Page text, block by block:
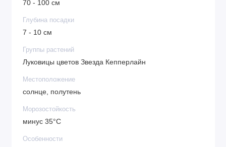
Внешняя привлекательность и цветочков, и
листьев.
Экономия 15 %.
Товары отправляются на второй день после заказа
почтой России или курьерской службой СДЭК.
70 - 100 см
Глубина посадки
7 - 10 см
Группы растений
Луковицы цветов Звезда Кепперлайн
Местоположение
солнце, полутень
Морозостойкость
минус 35°C
Особенности